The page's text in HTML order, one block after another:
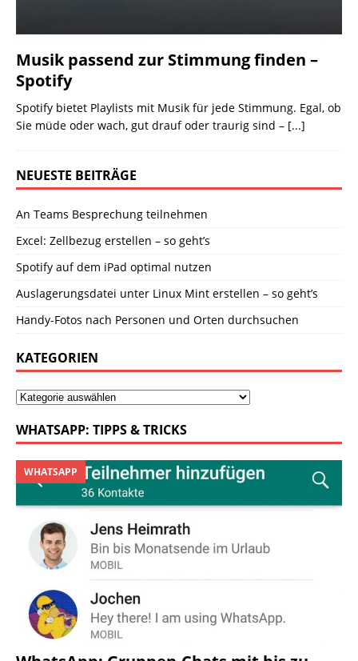
Musik passend zur Stimmung finden –
Spotify
Spotify bietet Playlists mit Musik für jede Stimmung. Egal, ob
Sie müde oder wach, gut drauf oder traurig sind – [...]
NEUESTE BEITRÄGE
An Teams Besprechung teilnehmen
Excel: Zellbezug erstellen – so geht’s
Spotify auf dem iPad optimal nutzen
Auslagerungsdatei unter Linux Mint erstellen – so geht’s
Handy-Fotos nach Personen und Orten durchsuchen
KATEGORIEN
WHATSAPP: TIPPS & TRICKS
WHATSAPP